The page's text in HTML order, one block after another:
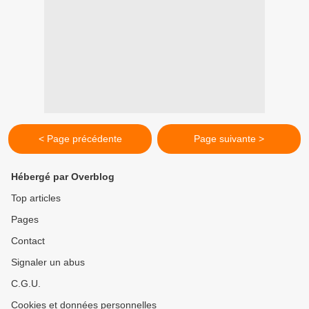
< Page précédente Page suivante >
Hébergé par Overblog
Top articles
Pages
Contact
Signaler un abus
C.G.U.
Cookies et données personnelles